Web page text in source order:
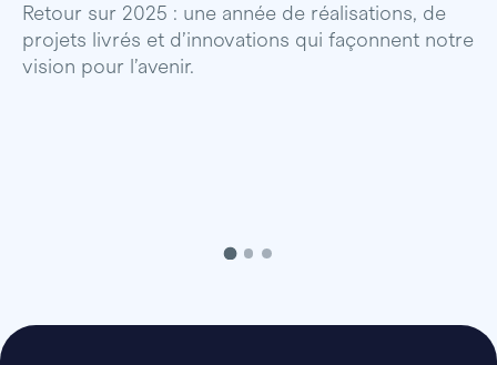
Retour sur 2025 : une année de réalisations, de
projets livrés et d’innovations qui façonnent notre
vision pour l’avenir.